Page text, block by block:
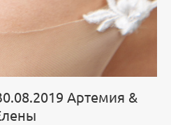
Артемия &